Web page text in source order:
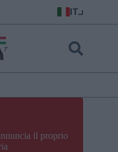
IT
il proprio